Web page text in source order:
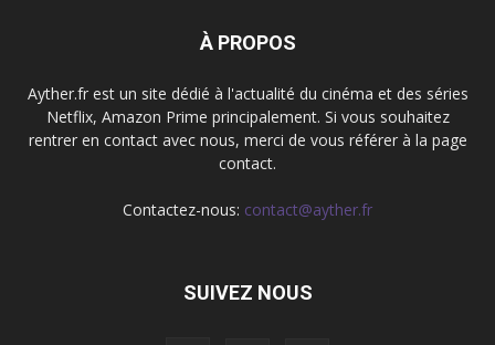
À PROPOS
Ayther.fr est un site dédié à l'actualité du cinéma et des séries
Netflix, Amazon Prime principalement. Si vous souhaitez
rentrer en contact avec nous, merci de vous référer à la page
contact.
Contactez-nous: contact@ayther.fr
SUIVEZ NOUS